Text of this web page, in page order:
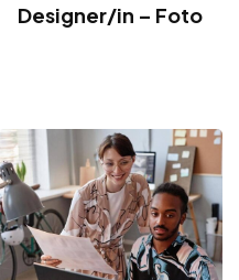
Designer/in – Foto